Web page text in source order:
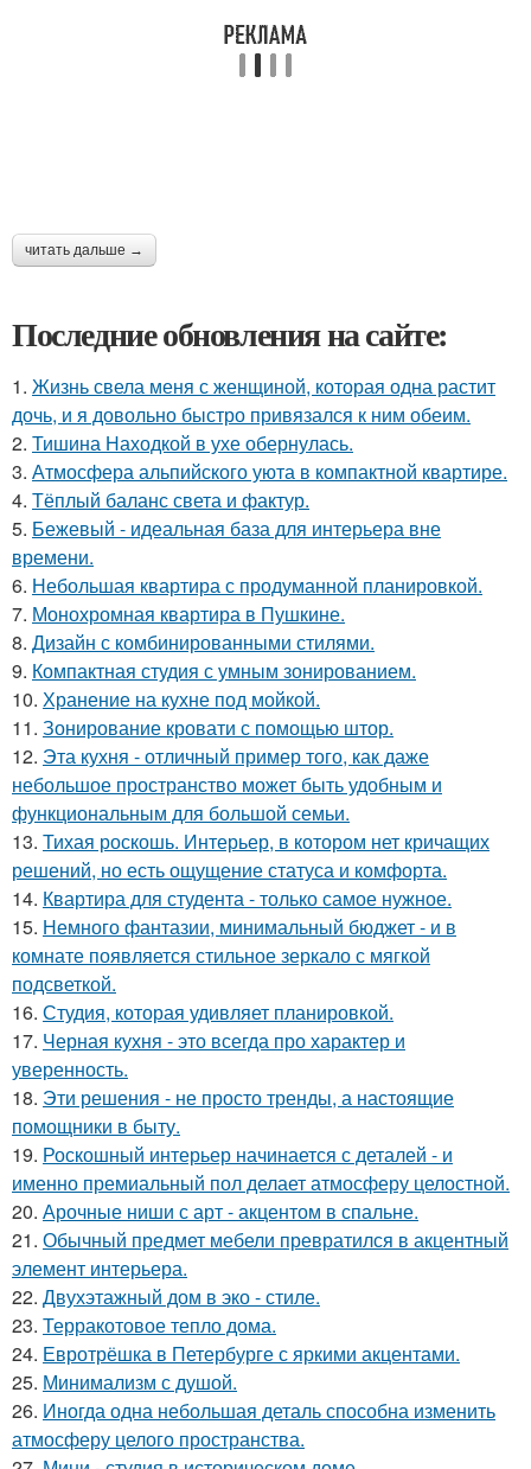
читать дальше →
Последние обновления на сайте:
1. Жизнь свела меня с женщиной, которая одна растит
дочь, и я довольно быстро привязался к ним обеим.
2. Тишина Находкой в ухе обернулась.
3. Атмосфера альпийского уюта в компактной квартире.
4. Тёплый баланс света и фактур.
5. Бежевый - идеальная база для интерьера вне
времени.
6. Небольшая квартира с продуманной планировкой.
7. Монохромная квартира в Пушкине.
8. Дизайн с комбинированными стилями.
9. Компактная студия с умным зонированием.
10. Хранение на кухне под мойкой.
11. Зонирование кровати с помощью штор.
12. Эта кухня - отличный пример того, как даже
небольшое пространство может быть удобным и
функциональным для большой семьи.
13. Тихая роскошь. Интерьер, в котором нет кричащих
решений, но есть ощущение статуса и комфорта.
14. Квартира для студента - только самое нужное.
15. Немного фантазии, минимальный бюджет - и в
комнате появляется стильное зеркало с мягкой
подсветкой.
16. Студия, которая удивляет планировкой.
17. Черная кухня - это всегда про характер и
уверенность.
18. Эти решения - не просто тренды, а настоящие
помощники в быту.
19. Роскошный интерьер начинается с деталей - и
именно премиальный пол делает атмосферу целостной.
20. Арочные ниши с арт - акцентом в спальне.
21. Обычный предмет мебели превратился в акцентный
элемент интерьера.
22. Двухэтажный дом в эко - стиле.
23. Терракотовое тепло дома.
24. Евротрёшка в Петербурге с яркими акцентами.
25. Минимализм с душой.
26. Иногда одна небольшая деталь способна изменить
атмосферу целого пространства.